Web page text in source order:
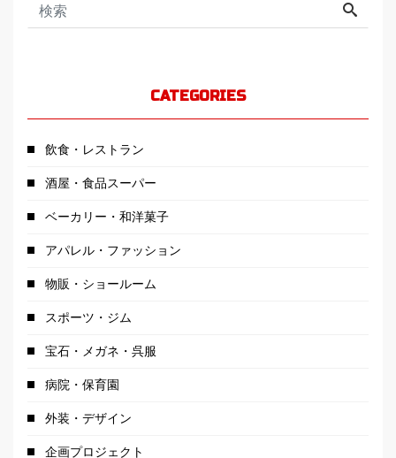
CATEGORIES
飲食・レストラン
酒屋・食品スーパー
ベーカリー・和洋菓子
アパレル・ファッション
物販・ショールーム
スポーツ・ジム
宝石・メガネ・呉服
病院・保育園
外装・デザイン
企画プロジェクト